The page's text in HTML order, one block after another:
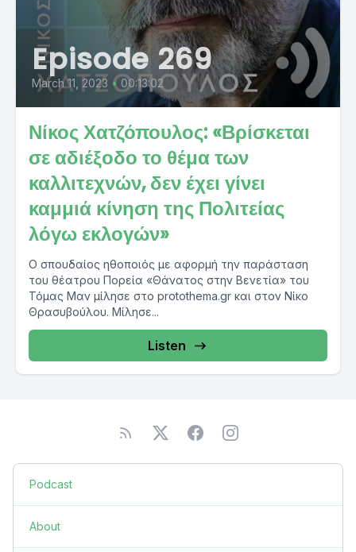
Episode 269
March 11, 2023 • 00:13:02
Νίκος Χατζόπουλος: «Βρίσκεται
σε αδιέξοδο το θέμα των
καλλιτεχνών, δεν έχει γίνει
καμμιά κίνηση της Πολιτείας
λόγω εκλογών»
Ο σπουδαίος ηθοποιός με αφορμή την παράσταση
του θέατρου Πορεία «Θάνατος στην Βενετία» του
Τόμας Μαν μίλησε στο protothema.gr και στον Νίκο
Θρασυβούλου. Μίλησε...
Listen
Podcast
About